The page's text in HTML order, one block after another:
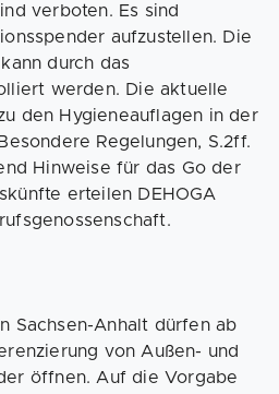
verboten. Es sind
aufzustellen. Die
durch das
werden. Die aktuelle
den Hygieneauflagen in der
Regelungen, S.2ff.
Hinweise für das Go der
erteilen DEHOGA
Sachsen-Anhalt dürfen ab
von Außen- und
öffnen. Auf die Vorgabe